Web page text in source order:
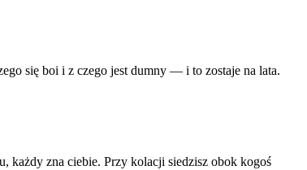
się boi i z czego jest dumny — i to zostaje na lata.
każdy zna ciebie. Przy kolacji siedzisz obok kogoś